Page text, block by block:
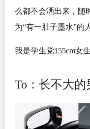
么都不会洒出来，随
为“有一肚子墨水”的
我是学生党155cm女
To：长不大的